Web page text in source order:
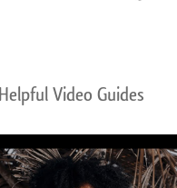
Helpful Video Guides